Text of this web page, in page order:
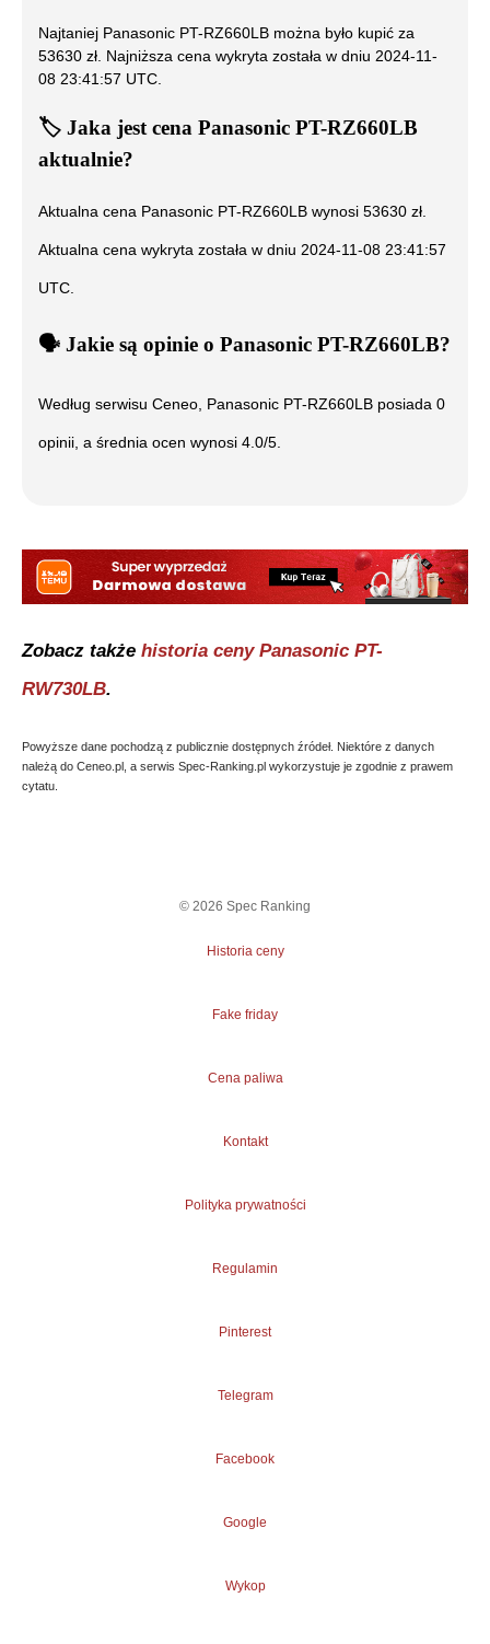
Najtaniej Panasonic PT-RZ660LB można było kupić za
53630 zł. Najniższa cena wykryta została w dniu 2024-11-
08 23:41:57 UTC
🏷️ Jaka jest cena Panasonic PT-RZ660LB
aktualnie?
Aktualna cena Panasonic PT-RZ660LB wynosi 53630 zł.
Aktualna cena wykryta została w dniu 2024-11-08 23:41:57
UTC
🗣️ ️ Jakie są opinie o Panasonic PT-RZ660LB?
Według serwisu Ceneo, Panasonic PT-RZ660LB posiada 0
opinii, a średnia ocen wynosi 4.0/5.
Zobacz także historia ceny Panasonic PT-
RW730LB.
Powyższe dane pochodzą z publicznie dostępnych źródeł. Niektóre z danych
należą do Ceneo.pl, a serwis Spec-Ranking.pl wykorzystuje je zgodnie z prawem
cytatu.
© 2026 Spec Ranking
Historia ceny
Fake friday
Cena paliwa
Kontakt
Polityka prywatności
Regulamin
Pinterest
Telegram
Facebook
Google
Wykop